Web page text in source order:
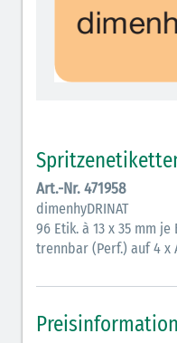
Opioid-Antagonisten
Lokalanästhetika (grau)
schraffiert)
Anticholinergika
Cholinergika (hellgrün
Art.-Nr. 471958
dimenhyDRINAT
96 Etik. à 13 x 35 mm je
trennbar (Perf.) auf 4 x
Preisinformation